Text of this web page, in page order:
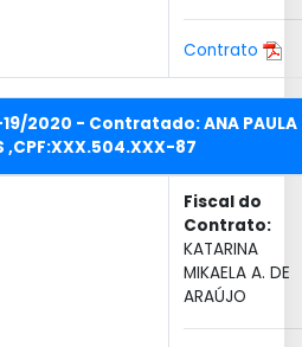
Contrato
19/2020 - Contratado: ANA PAULA
,CPF:XXX.504.XXX-87
Fiscal do
Contrato:
KATARINA
MIKAELA A. DE
ARAÚJO